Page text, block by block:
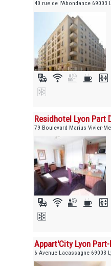
40 rue de l'Abondance 69003
Residhotel Lyon Part
79 Boulevard Marius Vivier-
Appart'City Lyon
6 Avenue Lacassagne 69003